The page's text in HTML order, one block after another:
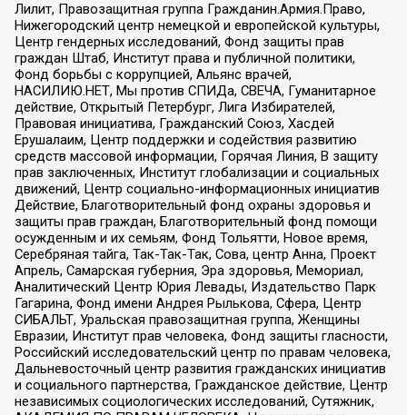
Лилит, Правозащитная группа Гражданин.Армия.Право,
Нижегородский центр немецкой и европейской культуры,
Центр гендерных исследований, Фонд защиты прав
граждан Штаб, Институт права и публичной политики,
Фонд борьбы с коррупцией, Альянс врачей,
НАСИЛИЮ.НЕТ, Мы против СПИДа, СВЕЧА, Гуманитарное
действие, Открытый Петербург, Лига Избирателей,
Правовая инициатива, Гражданский Союз, Хасдей
Ерушалаим, Центр поддержки и содействия развитию
средств массовой информации, Горячая Линия, В защиту
прав заключенных, Институт глобализации и социальных
движений, Центр социально-информационных инициатив
Действие, Благотворительный фонд охраны здоровья и
защиты прав граждан, Благотворительный фонд помощи
осужденным и их семьям, Фонд Тольятти, Новое время,
Серебряная тайга, Так-Так-Так, Сова, центр Анна, Проект
Апрель, Самарская губерния, Эра здоровья, Мемориал,
Аналитический Центр Юрия Левады, Издательство Парк
Гагарина, Фонд имени Андрея Рылькова, Сфера, Центр
СИБАЛЬТ, Уральская правозащитная группа, Женщины
Евразии, Институт прав человека, Фонд защиты гласности,
Российский исследовательский центр по правам человека,
Дальневосточный центр развития гражданских инициатив
и социального партнерства, Гражданское действие, Центр
независимых социологических исследований, Сутяжник,